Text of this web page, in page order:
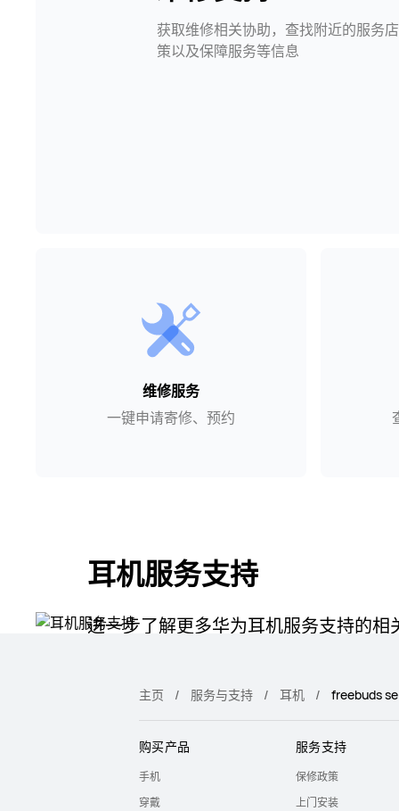
获取维修相关协助，查找附近的服务
策以及保障服务等信息
维修服务
一键申请寄修、预约
耳机服务支持
进一步了解更多华为耳机服务支持的相
主页 服务与支持 耳机 freebuds
购买产品
手机
穿戴
服务支持
保修政策
上门安装